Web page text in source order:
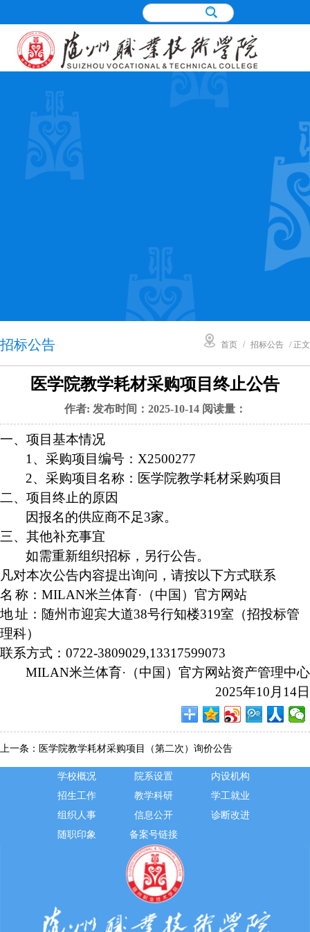
招标公告 首页 / 招标公告 / 正文
医学院教学耗材采购项目终止公告
作者: 发布时间：2025-10-14 阅读量：
一、项目基本情况
1、采购项目编号：X2500277
2、采购项目名称： 医学院教学耗材采购项目
二、项目终止的原因
因报名的供应商不足3家。
三、其他补充事宜
如需重新组织招标，另行公告。
凡对本次公告内容提出询问，请按以下方式联系
名 称：MILAN米兰体育·（中国）官方网站
地址：随州市迎宾大道38号行知楼319室（招投标管
理科）
联系方式： 0722-3809029,13317599073
MILAN米兰体育·（中国）官方网站资产管理中心
2025年10 月 14日
上一条： 医学院教学耗材采购项目（第二次）询价公告
学校概况 院系设置
内设机构
招生工作
教学科研
学工就业
组织人事
信息公开
诊断改进
随职印象
备案号链接